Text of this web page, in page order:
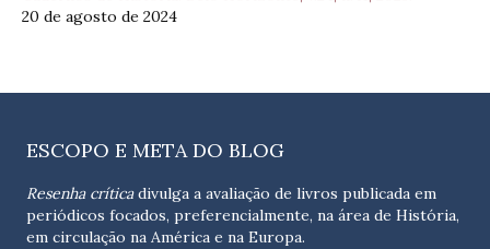
20 de agosto de 2024
ESCOPO E META DO BLOG
Resenha críticadivulga a avaliação de livros publicada em
periódicos focados, preferencialmente, na área de História,
em circulação na América e na Europa.